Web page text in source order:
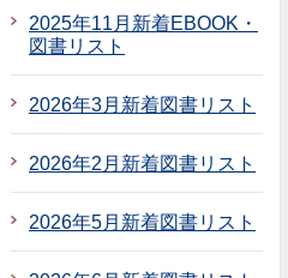
2025年11月新着EBOOK・
図書リスト
2026年3月新着図書リスト
2026年2月新着図書リスト
2026年5月新着図書リスト